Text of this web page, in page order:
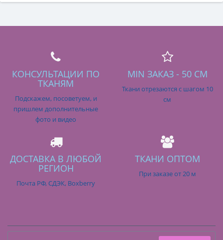
КОНСУЛЬТАЦИИ ПО
ТКАНЯМ
Подскажем, посоветуем, и
пришлем дополнительные
фото и видео
MIN ЗАКАЗ - 50 СМ
Ткани отрезаются с шагом 10
см
ДОСТАВКА В ЛЮБОЙ
РЕГИОН
Почта РФ, СДЭК, Boxberry
ТКАНИ ОПТОМ
При заказе от 20 м